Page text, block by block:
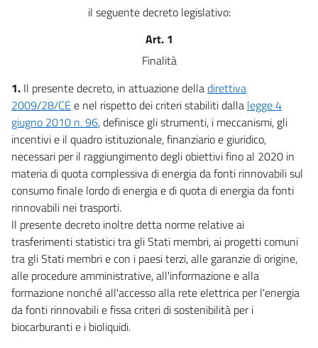
Allegato 2
Allegato 4
Allegato 4
il seguente decreto legislativo:
Art. 1
Finalità
1. Il presente decreto, in attuazione delladirettiva
2009/28/CE e nel rispetto dei criteri stabiliti dalla legge 4
giugno 2010 n. 96, definisce gli strumenti, i meccanismi, gli
incentivi e il quadro istituzionale, finanziario e giuridico,
necessari per il raggiungimento degli obiettivi fino al 2020 in
materia di quota complessiva di energia da fonti rinnovabili sul
consumo finale lordo di energia e di quota di energia da fonti
rinnovabili nei trasporti.
Il presente decreto inoltre detta norme relative ai
trasferimenti statistici tra gli Stati membri, ai progetti comuni
tra gli Stati membri e con i paesi terzi, alle garanzie di origine,
alle procedure amministrative, all'informazione e alla
formazione nonché all'accesso alla rete elettrica per l'energia
da fonti rinnovabili e fissa criteri di sostenibilità per i
biocarburanti e i bioliquidi.